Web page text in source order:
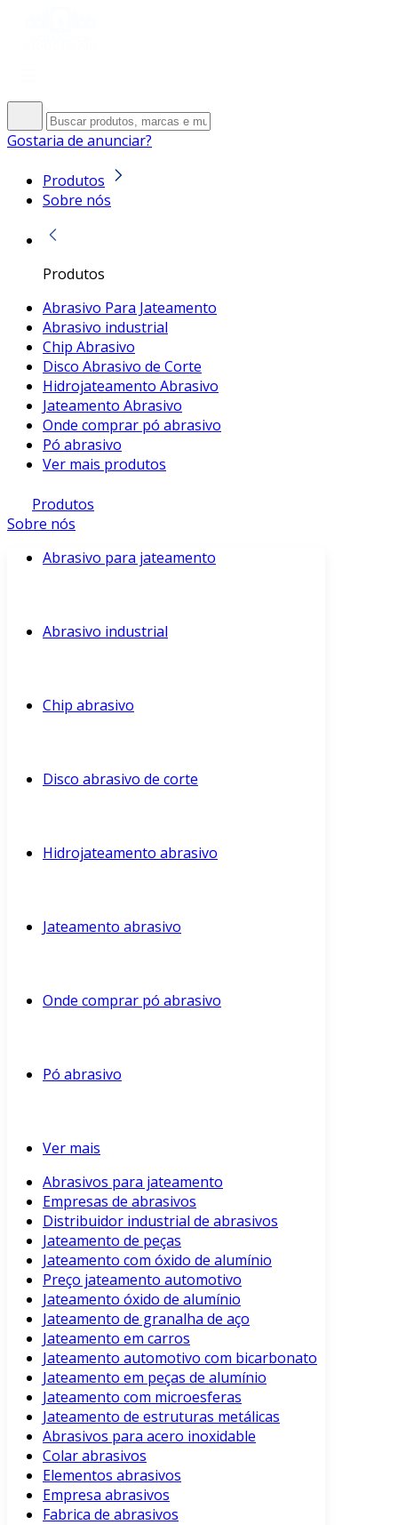
Gostaria de anunciar?
Produtos
Sobre nós
Produtos
Abrasivo Para Jateamento
Abrasivo industrial
Chip Abrasivo
Disco Abrasivo de Corte
Hidrojateamento Abrasivo
Jateamento Abrasivo
Onde comprar pó abrasivo
Pó abrasivo
Ver mais produtos
Produtos
Sobre nós
Abrasivo para jateamento
Abrasivo industrial
Chip abrasivo
Disco abrasivo de corte
Hidrojateamento abrasivo
Jateamento abrasivo
Onde comprar pó abrasivo
Pó abrasivo
Ver mais
Abrasivos para jateamento
Empresas de abrasivos
Distribuidor industrial de abrasivos
Jateamento de peças
Jateamento com óxido de alumínio
Preço jateamento automotivo
Jateamento óxido de alumínio
Jateamento de granalha de aço
Jateamento em carros
Jateamento automotivo com bicarbonato
Jateamento em peças de alumínio
Jateamento com microesferas
Jateamento de estruturas metálicas
Abrasivos para acero inoxidable
Colar abrasivos
Elementos abrasivos
Empresa abrasivos
Fabrica de abrasivos